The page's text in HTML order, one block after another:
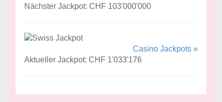
Nächster Jackpot: CHF 103'000'000
Casino Jackpots »
Aktueller Jackpot: CHF 1'033'176